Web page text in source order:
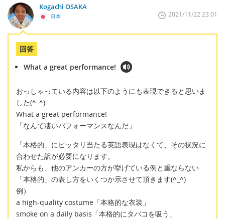
Kogachi OSAKA
日本 2021/11/22 23:01
回答
What a great performance!
おっしゃっている内容は以下のようにも表現できると思いま
した(^_^)
What a great performance!
「なんて凄いパフォーマンスなんだ」
「本格的」にピッタリ当たる英語表現はなくて、その状況に
合わせた訳が必要になります。
私からも、他のアンカーの方が挙げている例と重ならない
「本格的」の表し方をいくつか示させて頂きます(^_^)
例）
a high-quality costume「本格的な衣装」
smoke on a daily basis「本格的にタバコを吸う」